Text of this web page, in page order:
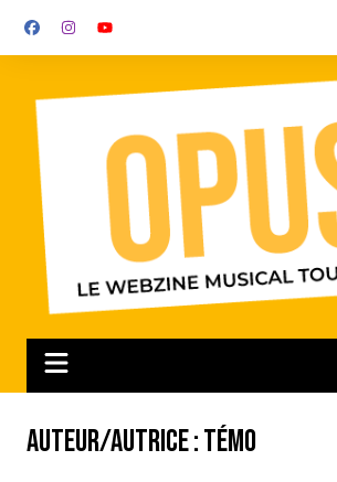
Auteur/autrice :Témo